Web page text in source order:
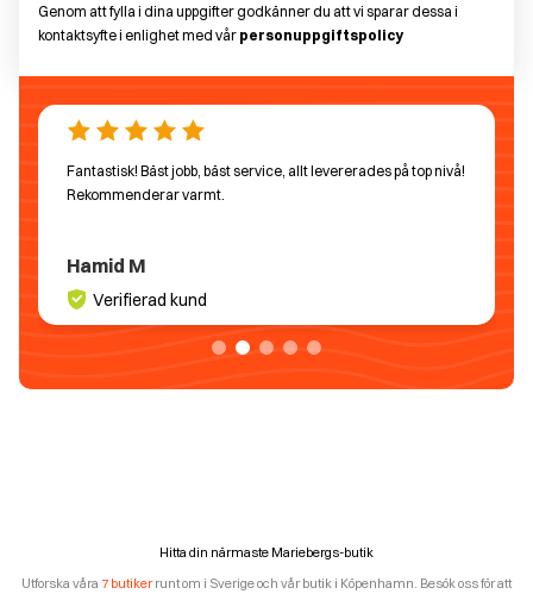
Fantastisk! Bäst jobb, bäst service, allt levererades på top nivå!
Rekommenderar varmt.
Hamid M
Verifierad kund
Genom att fylla i dina uppgifter godkänner du att vi sparar dessa i
kontaktsyfte i enlighet med vår personuppgiftspolicy
Hitta din närmaste Mariebergs-butik
Utforska våra 7 butikerrunt om i Sverige och vår butik i Köpenhamn. Besök oss för att